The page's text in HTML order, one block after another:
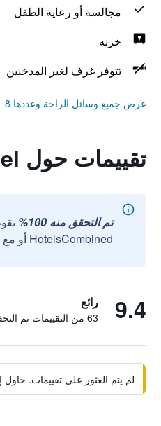
مجالسة أو رعاية الطفل
خزنه
تتوفر غرف لغير المدخنين
عرض جميع وسائل الراحة وعددها 8
تقييمات حول Soughton Hall Hotel
تم التحقق منه 100%
HotelsCombined أو مع شركائنا الخارجيين الموثوقين.
9.4 رائع
63 من التقييمات تم التحقق منها
لم يتم العثور على تقييمات.